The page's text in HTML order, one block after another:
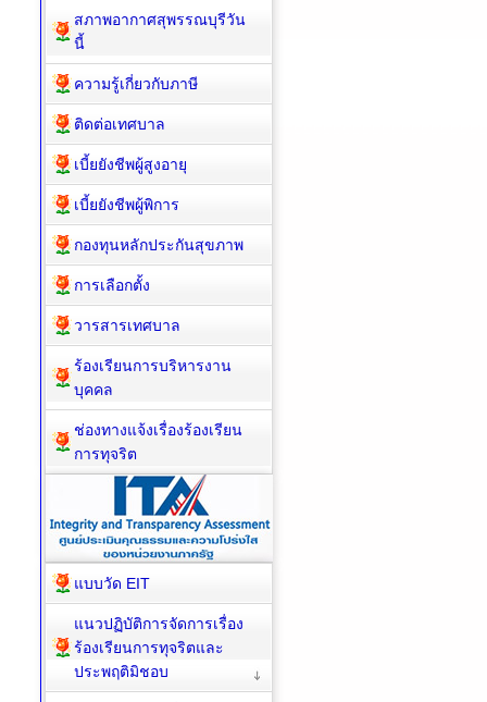
สภาพอากาศสุพรรณบุรีวัน
นี้
ความรู้เกี่ยวกับภาษี
ติดต่อเทศบาล
เบี้ยยังชีพผู้สูงอายุ
เบี้ยยังชีพผู้พิการ
กองทุนหลักประกันสุขภาพ
การเลือกตั้ง
วารสารเทศบาล
ร้องเรียนการบริหารงาน
บุคคล
ช่องทางแจ้งเรื่องร้องเรียน
การทุจริต
แบบวัด EIT
แนวปฏิบัติการจัดการเรื่อง
ร้องเรียนการทุจริตและ
ประพฤติมิชอบ